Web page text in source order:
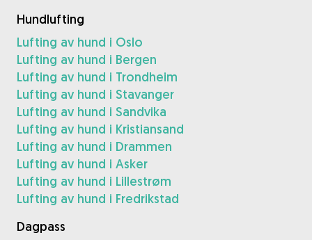
Hundlufting
Lufting av hund i Oslo
Lufting av hund i Bergen
Lufting av hund i Trondheim
Lufting av hund i Stavanger
Lufting av hund i Sandvika
Lufting av hund i Kristiansand
Lufting av hund i Drammen
Lufting av hund i Asker
Lufting av hund i Lillestrøm
Lufting av hund i Fredrikstad
Dagpass